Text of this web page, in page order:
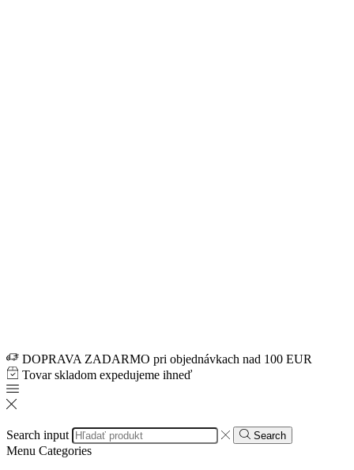
DOPRAVA ZADARMO pri objednávkach nad 100 EUR
Tovar skladom expedujeme ihneď
Search input Search
Menu Categories